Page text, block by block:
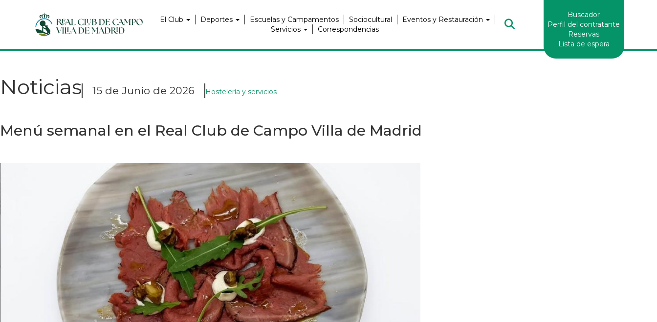
Header
Buscador
Perfil del contratante
Reservas
Lista de espera
principal
El Club Deportes Escuelas y Campamentos Sociocultural
Eventos y Restauración
Servicios
Correspondencias
Noticias 15 de Junio de 2026 Hostelería y servicios
Menú semanal en el Real Club de Campo Villa de Madrid